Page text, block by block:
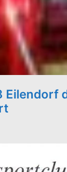
Eilendorf